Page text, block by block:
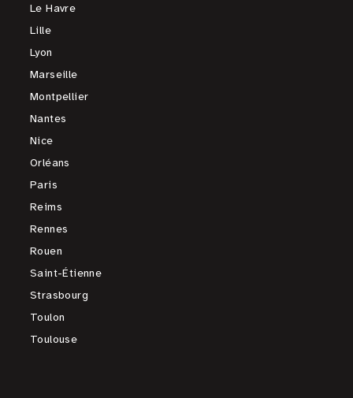
Le Havre
Lille
Lyon
Marseille
Montpellier
Nantes
Nice
Orléans
Paris
Reims
Rennes
Rouen
Saint-Étienne
Strasbourg
Toulon
Toulouse